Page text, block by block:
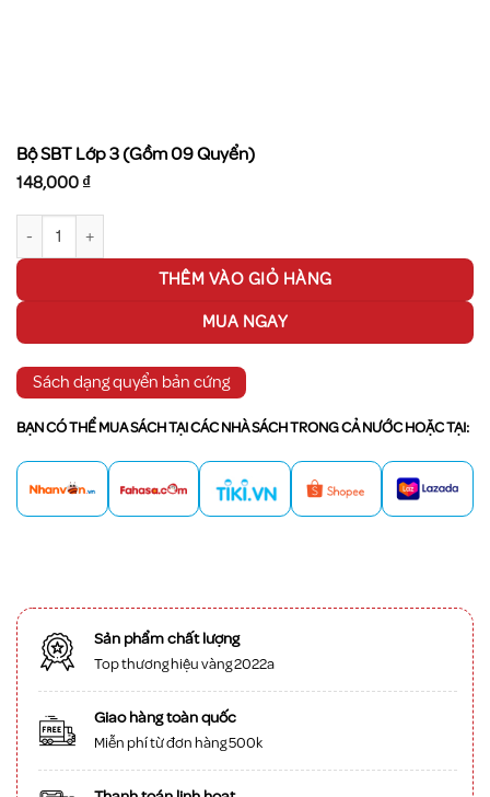
Bộ SBT Lớp 3 (Gồm 09 Quyển)
148,000₫
Bộ SBT Lớp 3 (Gồm 09 Quyển) số lượng
THÊM VÀO GIỎ HÀNG
MUA NGAY
Sách dạng quyển bản cứng
BẠN CÓ THỂ MUA SÁCH TẠI CÁC NHÀ SÁCH TRONG CẢ NƯỚC HOẶC TẠI:
Sản phẩm chất lượng
Top thương hiệu vàng 2022a
Giao hàng toàn quốc
Miễn phí từ đơn hàng 500k